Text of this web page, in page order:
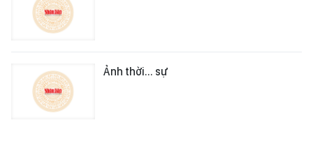
Ảnh thời... sự